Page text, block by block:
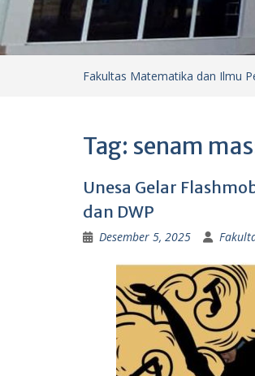
Fakultas Matematika dan Ilmu
Tag: senam
Unesa Gelar
dan DWP
Desember 5, 2025